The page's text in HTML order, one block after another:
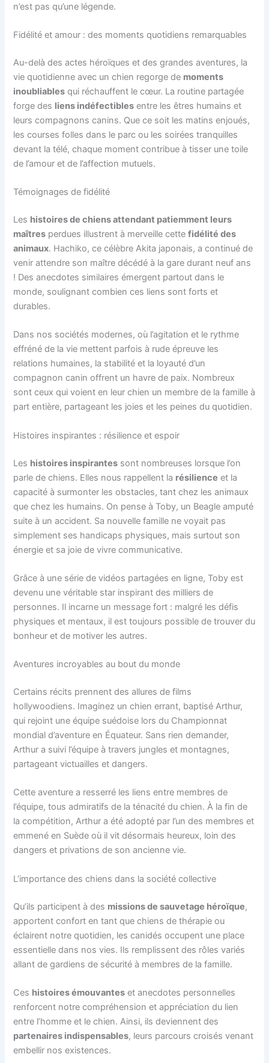
n’est pas qu’une légende.
Fidélité et amour : des moments quotidiens remarquables
Au-delà des actes héroïques et des grandes aventures, la
vie quotidienne avec un chien regorge de moments
inoubliables qui réchauffent le cœur. La routine partagée
forge des liens indéfectibles entre les êtres humains et
leurs compagnons canins. Que ce soit les matins enjoués,
les courses folles dans le parc ou les soirées tranquilles
devant la télé, chaque moment contribue à tisser une toile
de l’amour et de l’affection mutuels.
Témoignages de fidélité
Les histoires de chiens attendant patiemment leurs
maîtres perdues illustrent à merveille cettefidélité des
animaux. Hachiko, ce célèbre Akita japonais, a continué de
venir attendre son maître décédé à la gare durant neuf ans
! Des anecdotes similaires émergent partout dans le
monde, soulignant combien ces liens sont forts et
durables.
Dans nos sociétés modernes, où l’agitation et le rythme
effréné de la vie mettent parfois à rude épreuve les
relations humaines, la stabilité et la loyauté d’un
compagnon canin offrent un havre de paix. Nombreux
sont ceux qui voient en leur chien un membre de la famille à
part entière, partageant les joies et les peines du quotidien.
Histoires inspirantes : résilience et espoir
Les histoires inspirantes sont nombreuses lorsque l’on
parle de chiens. Elles nous rappellent la résilience et la
capacité à surmonter les obstacles, tant chez les animaux
que chez les humains. On pense à Toby, un Beagle amputé
suite à un accident. Sa nouvelle famille ne voyait pas
simplement ses handicaps physiques, mais surtout son
énergie et sa joie de vivre communicative.
Grâce à une série de vidéos partagées en ligne, Toby est
devenu une véritable star inspirant des milliers de
personnes. Il incarne un message fort : malgré les défis
physiques et mentaux, il est toujours possible de trouver du
bonheur et de motiver les autres.
Aventures incroyables au bout du monde
Certains récits prennent des allures de films
hollywoodiens. Imaginez un chien errant, baptisé Arthur,
qui rejoint une équipe suédoise lors du Championnat
mondial d’aventure en Équateur. Sans rien demander,
Arthur a suivi l’équipe à travers jungles et montagnes,
partageant victuailles et dangers.
Cette aventure a resserré les liens entre membres de
l’équipe, tous admiratifs de la ténacité du chien. À la fin de
la compétition, Arthur a été adopté par l’un des membres et
emmené en Suède où il vit désormais heureux, loin des
dangers et privations de son ancienne vie.
L’importance des chiens dans la société collective
Qu’ils participent à des missions de sauvetage héroïque,
apportent confort en tant que chiens de thérapie ou
éclairent notre quotidien, les canidés occupent une place
essentielle dans nos vies. Ils remplissent des rôles variés
allant de gardiens de sécurité à membres de la famille.
Ces histoires émouvantes et anecdotes personnelles
renforcent notre compréhension et appréciation du lien
entre l’homme et le chien. Ainsi, ils deviennent des
partenaires indispensables, leurs parcours croisés venant
embellir nos existences.